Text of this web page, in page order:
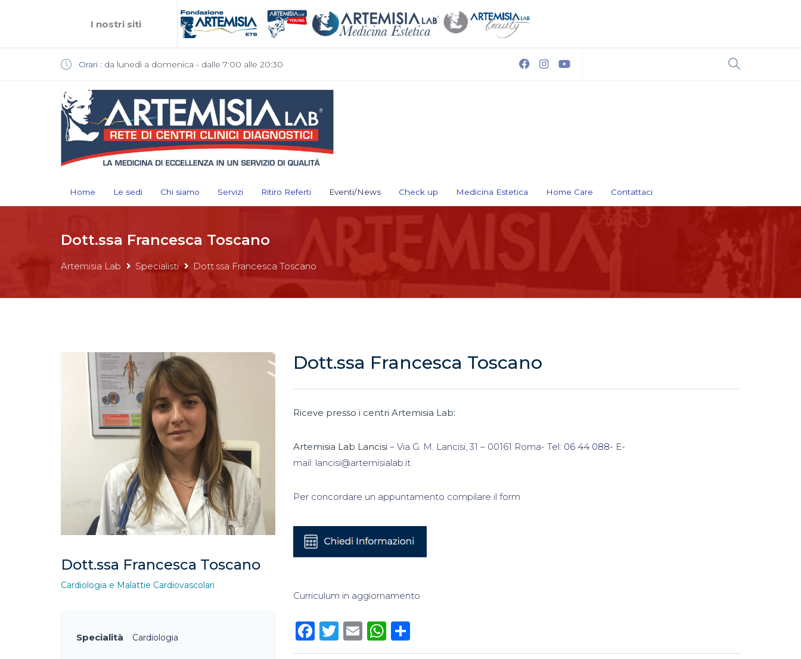
I nostri siti
Orari : da lunedì a domenica - dalle 7:00 alle 20:30
Home Le sedi Chi siamo Servizi Ritiro Referti Eventi/News Check up Medicina Estetica Home Care Contattaci
Dott.ssa Francesca Toscano
Artemisia Lab Specialisti Dott.ssa Francesca Toscano
Dott.ssa Francesca Toscano
Cardiologia e Malattie Cardiovascolari
Specialità Cardiologia
Dott.ssa Francesca Toscano
Riceve presso i centri Artemisia Lab:
Artemisia Lab Lancisi – Via G. M. Lancisi, 31 – 00161 Roma- Tel: 06 44 088- E-
mail: lancisi@artemisialab.it
Per concordare un appuntamento compilare il form
Curriculum in aggiornamento
Facebook
Twitter
EmailWhatsApp
Condividi